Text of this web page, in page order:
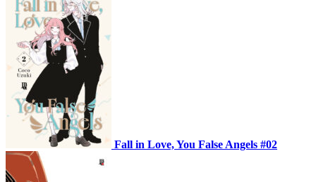
Fall in Love, You False Angels #02